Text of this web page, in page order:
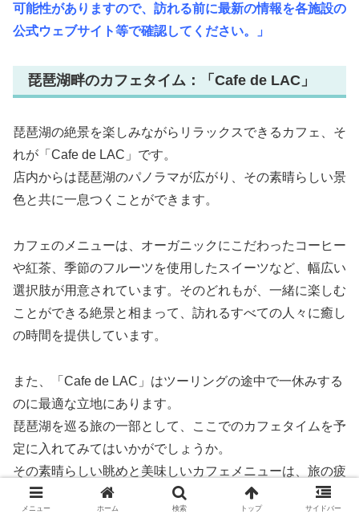
可能性がありますので、訪れる前に最新の情報を各施設の
公式ウェブサイト等で確認してください。」
琵琶湖畔のカフェタイム：「Cafe de LAC」
琵琶湖の絶景を楽しみながらリラックスできるカフェ、そ
れが「Cafe de LAC」です。
店内からは琵琶湖のパノラマが広がり、その素晴らしい景
色と共に一息つくことができます。
カフェのメニューは、オーガニックにこだわったコーヒー
や紅茶、季節のフルーツを使用したスイーツなど、幅広い
選択肢が用意されています。そのどれもが、一緒に楽しむ
ことができる絶景と相まって、訪れるすべての人々に癒し
の時間を提供しています。
また、「Cafe de LAC」はツーリングの途中で一休みする
のに最適な立地にあります。
琵琶湖を巡る旅の一部として、ここでのカフェタイムを予
定に入れてみてはいかがでしょうか。
その素晴らしい眺めと美味しいカフェメニューは、旅の疲
れを癒し、次のスポットへの活力を与えてくれることでし
メニュー ホーム 検索 トップ サイドバー